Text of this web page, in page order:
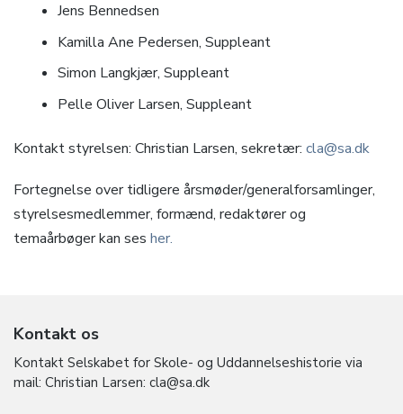
Jens Bennedsen
Kamilla Ane Pedersen, Suppleant
Simon Langkjær, Suppleant
Pelle Oliver Larsen, Suppleant
Kontakt styrelsen: Christian Larsen, sekretær: cla@sa.dk
Fortegnelse over tidligere årsmøder/generalforsamlinger,
styrelsesmedlemmer, formænd, redaktører og
temaårbøger kan ses her.
Kontakt os
Kontakt Selskabet for Skole- og Uddannelseshistorie via
mail: Christian Larsen: cla@sa.dk